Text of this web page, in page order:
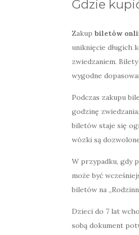
Gdzie
Zakup biletów
uniknięcie długich
zwiedzaniem.
wygodne
Podczas zakupu
godzinę
biletów staje się
wózki są
W przypadku, gdy
może być
biletów na
Dzieci do 7 lat
sobą dokument